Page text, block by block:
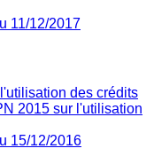
11/12/2017
des crédits
2015 sur l'utilisation
15/12/2016